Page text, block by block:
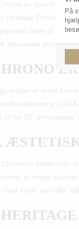
ur, som blev
Heritage Chrono
ved siden af det
pleasende produkter.
På